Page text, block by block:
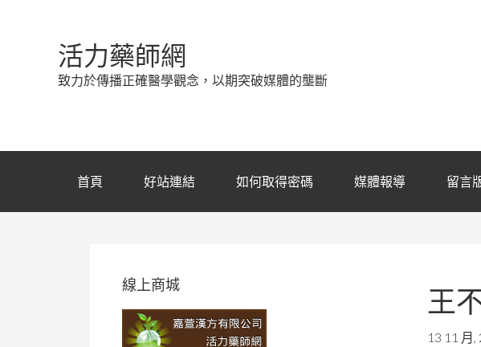
活力藥師網
致力於傳播正確醫學觀念，以期突破媒體的壟斷
首頁 好站連結 如何取得密碼 媒體報導 留言
王
13 11 月,
線上商城